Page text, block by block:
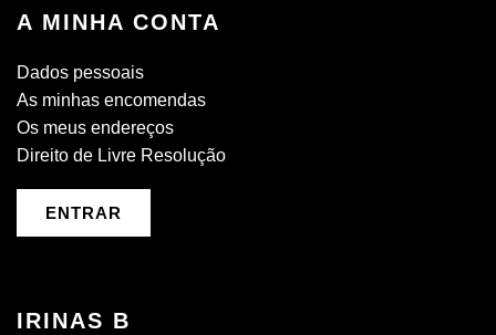
A MINHA CONTA
Dados pessoais
As minhas encomendas
Os meus endereços
Direito de Livre Resolução
ENTRAR
IRINAS B